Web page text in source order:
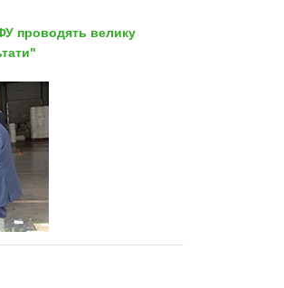
проводять велику